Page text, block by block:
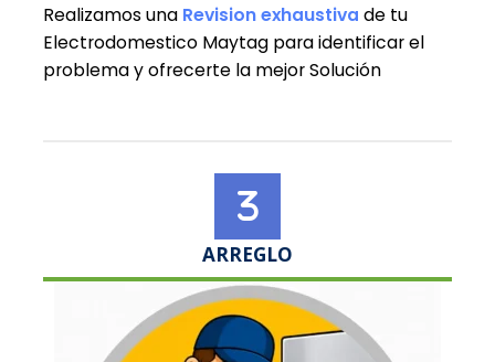
Realizamos una Revision exhaustiva de tu
Electrodomestico Maytag para identificar el
problema y ofrecerte la mejor Solución
ARREGLO